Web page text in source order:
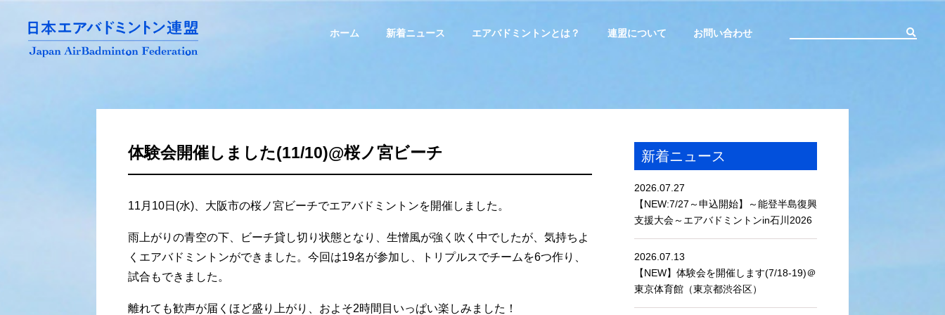
ホーム 新着ニュース エアバドミントンとは？ 連盟について お問い合わせ
体験会開催しました(11/10)@桜ノ宮ビーチ
11月10日(水)、大阪市の桜ノ宮ビーチでエアバドミントンを開催しました。
雨上がりの青空の下、ビーチ貸し切り状態となり、生憎風が強く吹く中でしたが、気持ちよ
くエアバドミントンができました。今回は19名が参加し、トリプルスでチームを6つ作り、
試合もできました。
離れても歓声が届くほど盛り上がり、およそ2時間目いっぱい楽しみました！
新着ニュース
2026.07.27
【NEW:7/27～申込開始】～能登半島復興
支援大会～エアバドミントンin石川2026
2026.07.13
【NEW】体験会を開催します(7/18-19)＠
東京体育館（東京都渋谷区）